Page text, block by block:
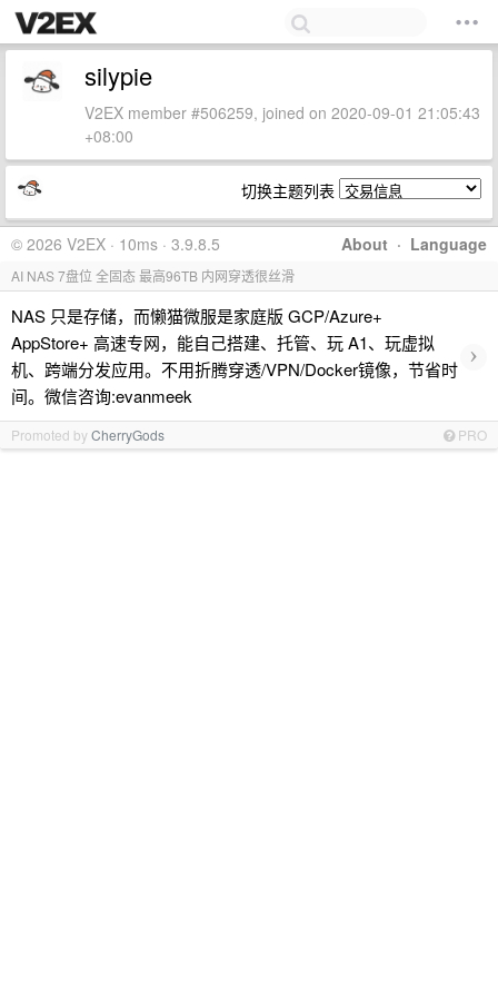
silypie
V2EX member #506259, joined on 2020-09-01 21:05:43
+08:00
切换主题列表
About · Language
© 2026 V2EX · 10ms · 3.9.8.5
AI NAS 7盘位 全固态 最高96TB 内网穿透很丝滑
NAS 只是存储，而懒猫微服是家庭版 GCP/Azure+
AppStore+ 高速专网，能自己搭建、托管、玩 A1、玩虚拟
机、跨端分发应用。不用折腾穿透/VPN/Docker镜像，节省时
间。微信咨询:evanmeek
›
Promoted byCherryGods PRO